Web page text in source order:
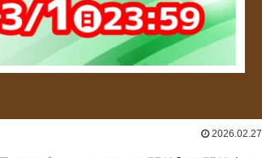
2026.02.27